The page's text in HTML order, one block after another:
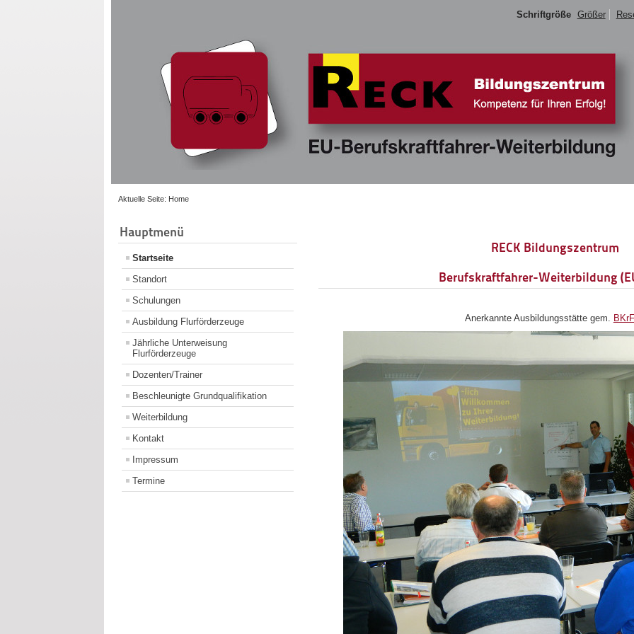
Schriftgröße Größer
Aktuelle Seite: Home
Hauptmenü
Startseite
Standort
Schulungen
Ausbildung Flurförderzeuge
Jährliche Unterweisung
Flurförderzeuge
Dozenten/Trainer
Beschleunigte Grundqualifikation
Weiterbildung
Kontakt
Impressum
Termine
RECK Bildungszentrum
Berufskraftfahrer-Weiterbildung
Anerkannte Ausbildungsstätte gem.